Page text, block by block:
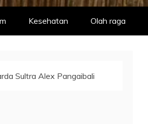
Kesehatan Olah raga
Sultra Alex Pangaibali